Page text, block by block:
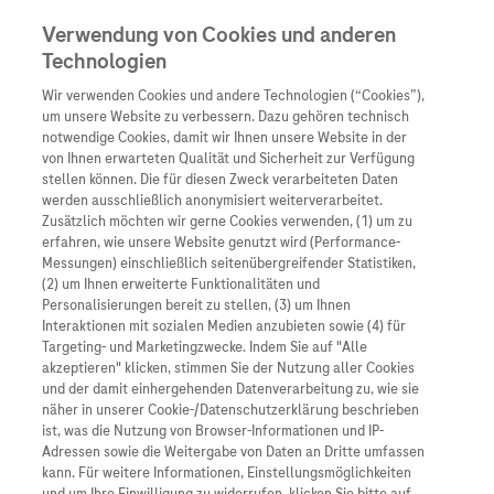
Unternehmen
Übersicht
Wer wir sind
Was uns antreibt
Unsere Standorte
Roche Stories
Events
Innovation
Übersicht
Forschung
Personalisierte
Digitalisierung
Blog Zukunftslabor
Übersicht
Unser Service für
Informationen zu
Diagnostik ist
Klinische Studien
Arzneimittel
Übersicht
Arzneimittel A-Z
Roche Pipeline
Roche Fachportal
Diagnostik
Kontakt
Presse
Karriere
Verwendung von Cookies und anderen
Technologien
Wir verwenden Cookies und andere Technologien (“Cookies”),
um unsere Website zu verbessern. Dazu gehören technisch
notwendige Cookies, damit wir Ihnen unsere Website in der
von Ihnen erwarteten Qualität und Sicherheit zur Verfügung
stellen können. Die für diesen Zweck verarbeiteten Daten
werden ausschließlich anonymisiert weiterverarbeitet.
Zusätzlich möchten wir gerne Cookies verwenden, (1) um zu
erfahren, wie unsere Website genutzt wird (Performance-
Messungen) einschließlich seitenübergreifender Statistiken,
(2) um Ihnen erweiterte Funktionalitäten und
Personalisierungen bereit zu stellen, (3) um Ihnen
Interaktionen mit sozialen Medien anzubieten sowie (4) für
Targeting- und Marketingzwecke. Indem Sie auf "Alle
akzeptieren" klicken, stimmen Sie der Nutzung aller Cookies
und der damit einhergehenden Datenverarbeitung zu, wie sie
näher in unserer Cookie-/Datenschutzerklärung beschrieben
ist, was die Nutzung von Browser-Informationen und IP-
Adressen sowie die Weitergabe von Daten an Dritte umfassen
kann. Für weitere Informationen, Einstellungsmöglichkeiten